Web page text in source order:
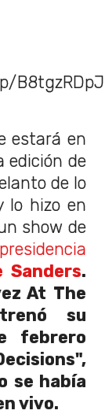
estará en
edición de
de lo
lo hizo en
show de
presidencia
Sanders.
At The
su
febrero
se había
vivo.